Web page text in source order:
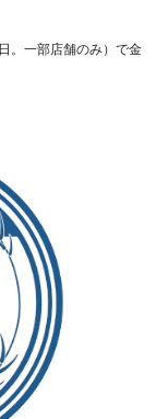
。一部店舗のみ）で金